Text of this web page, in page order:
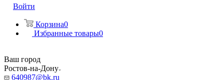
Войти
Корзина0
Избранные товары0
Ваш город
Ростов-на-Дону
640987@bk.ru